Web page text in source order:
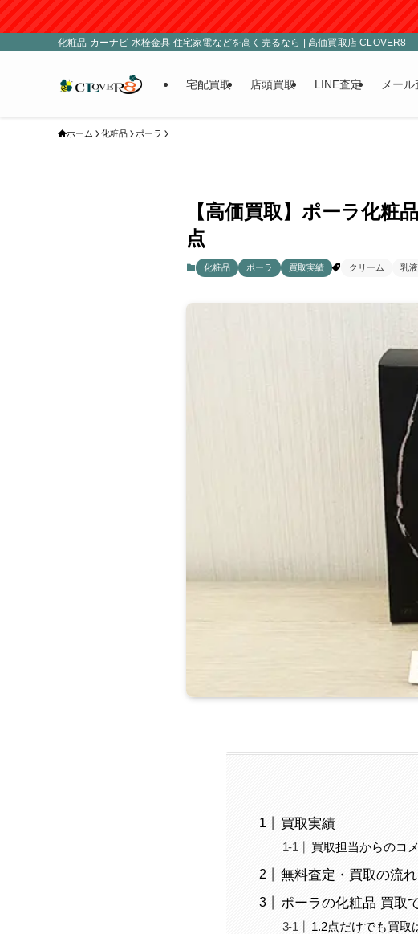
■臨時休業：8月
化粧品 カーナビ 水栓金具 住宅家電などを高く売るなら | 高価買取店 CLOVER8
宅配買取 店頭買取 LINE査定 メー
ホーム 化粧品 ポーラ
【高価買取】ポーラ化
点
化粧品 ポーラ 買取実績 クリーム 乳液
買取実績
買取担当からのコ
無料査定・買取の流れ
ポーラの化粧品 買取
1.2点だけでも買取